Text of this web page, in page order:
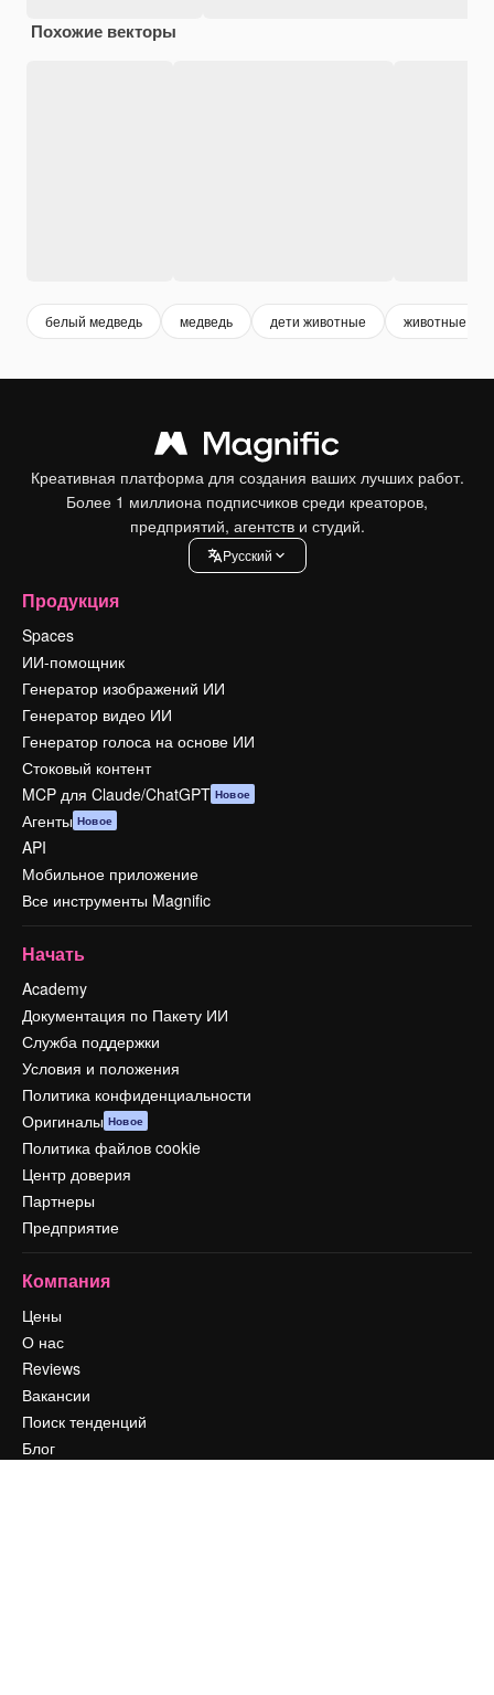
Похожие векторы
белый медведь медведь дети животные животные
Креативная платформа для создания ваших лучших работ.
Более 1 миллиона подписчиков среди креаторов,
предприятий, агентств и студий.
Pусский
Продукция
Spaces
ИИ-помощник
Генератор изображений ИИ
Генератор видео ИИ
Генератор голоса на основе ИИ
Стоковый контент
MCP для Claude/ChatGPT Новое
Агенты Новое
API
Мобильное приложение
Все инструменты Magnific
Начать
Academy
Документация по Пакету ИИ
Служба поддержки
Условия и положения
Политика конфиденциальности
Оригиналы Новое
Политика файлов cookie
Центр доверия
Партнеры
Предприятие
Компания
Цены
О нас
Reviews
Вакансии
Поиск тенденций
Блог